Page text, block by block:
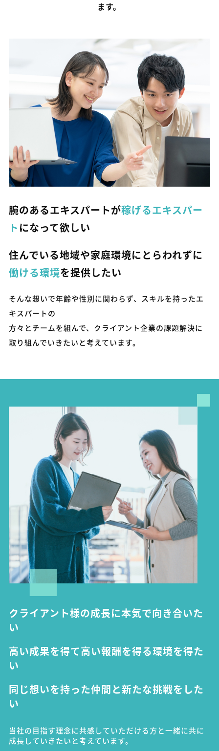
ます。
腕のあるエキスパートが稼げるエキスパー
トになって欲しい
住んでいる地域や家庭環境にとらわれずに
働ける環境を提供したい
そんな想いで年齢や性別に関わらず、スキルを持ったエ
キスパートの
方々とチームを組んで、クライアント企業の課題解決に
取り組んでいきたいと考えています。
クライアント様の成長に本気で向き合いた
い
高い成果を得て高い報酬を得る環境を得た
い
同じ想いを持った仲間と新たな挑戦をした
い
当社の目指す理念に共感していただける方と一緒に共に
成長していきたいと考えています。